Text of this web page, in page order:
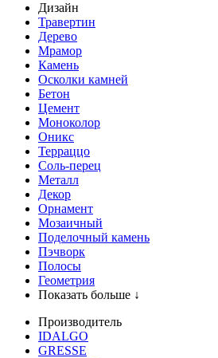
Дизайн
Травертин
Дерево
Мрамор
Камень
Осколки камней
Бетон
Цемент
Моноколор
Оникс
Терраццо
Соль-перец
Металл
Декор
Орнамент
Мозаичный
Поделочный камень
Пэчворк
Полосы
Геометрия
Показать больше ↓
Производитель
IDALGO
GRESSE